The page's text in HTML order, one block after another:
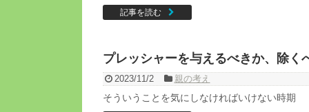
記事を読む
プレッシャーを与えるべきか、除く
2023/11/2 親の考え
そういうことを気にしなければいけない時期